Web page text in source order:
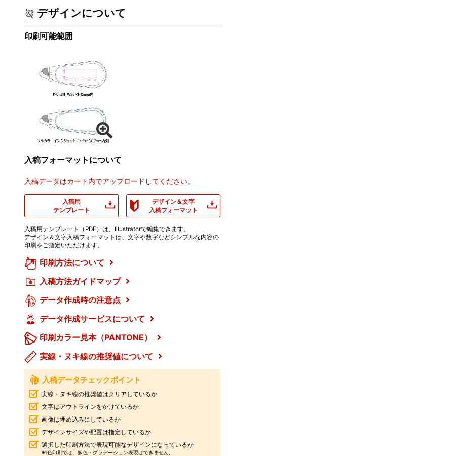
デザインについて
印刷可能範囲
入稿フォーマットについて
入稿データはカート内でアップロードしてください。
入稿用
テンプレート
デザイン＆文字
入稿フォーマット
入稿用テンプレート（PDF）は、Illustratorで編集できます。
デザイン＆文字入稿フォーマットは、文字や数字などシンプルな内容の
印刷をご指定いただけます。
印刷方法について
入稿方法ガイドマップ
データ作成時の注意点
データ作成サービスについて
印刷カラー見本（PANTONE）
実線・ヌキ線の推奨値について
入稿データチェックポイント
実線・ヌキ線の推奨値はクリアしているか
文字はアウトラインをかけているか
画像は埋め込みにしているか
デザインサイズや配置は指定しているか
選択した印刷方法で表現可能なデザインになっているか
※1色印刷では、多色・グラデーション表現はできません。